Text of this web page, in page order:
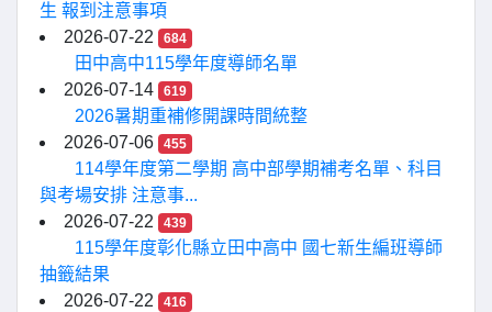
生 報到注意事項
2026-07-22
684
田中高中115學年度導師名單
2026-07-14
619
2026暑期重補修開課時間統整
2026-07-06
455
114學年度第二學期 高中部學期補考名單、科目
與考場安排 注意事...
2026-07-22
439
115學年度彰化縣立田中高中 國七新生編班導師
抽籤結果
2026-07-22
416